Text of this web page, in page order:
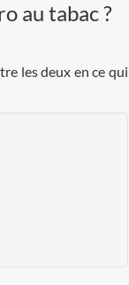
au tabac ?
les deux en ce qui